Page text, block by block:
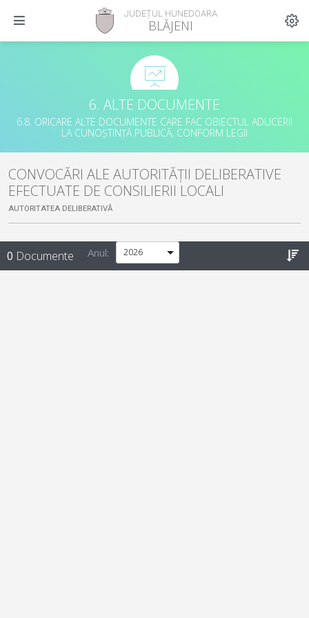
JUDEȚUL HUNEDOARA
BLĂJENI
6. ALTE DOCUMENTE
6.8. ORICARE ALTE DOCUMENTE CARE FAC OBIECTUL ADUCERII
LA CUNOȘTINȚĂ PUBLICĂ, CONFORM LEGII
CONVOCĂRI ALE AUTORITĂȚII DELIBERATIVE
EFECTUATE DE CONSILIERII LOCALI
AUTORITATEA DELIBERATIVĂ
0 Documente Anul: